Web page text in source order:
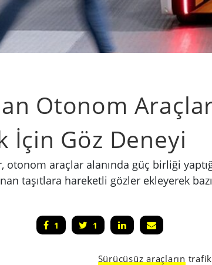
Otonom
İçin Göz Deneyi
otonom araçlar alanında güç birliği
taşıtlara hareketli gözler ekleyerek
1 1
Sürücüsüz araçların